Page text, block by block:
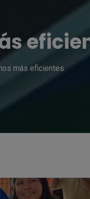
más eficientes